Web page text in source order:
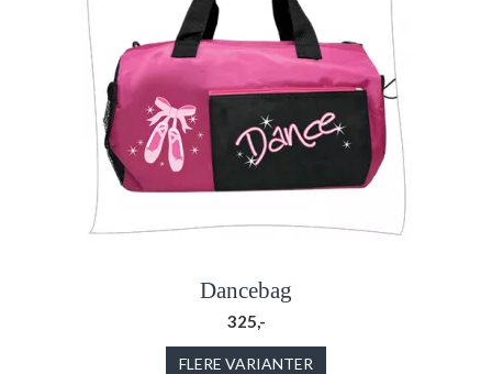
Dancebag
325,-
FLERE VARIANTER